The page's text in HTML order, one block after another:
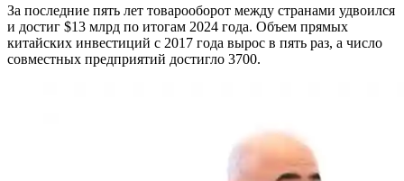
За последние пять лет товарооборот между странами удвоился
и достиг $13 млрд по итогам 2024 года. Объем прямых
китайских инвестиций с 2017 года вырос в пять раз, а число
совместных предприятий достигло 3700.